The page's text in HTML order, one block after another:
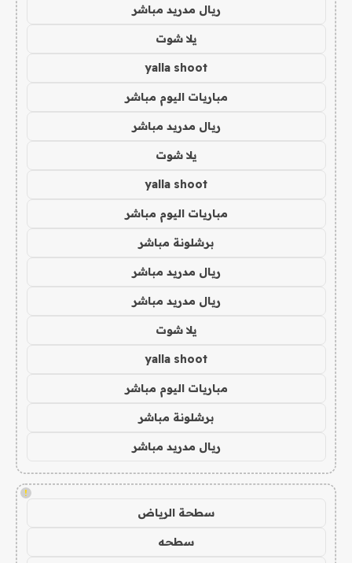
ريال مدريد مباشر
يلا شوت
yalla shoot
مباريات اليوم مباشر
ريال مدريد مباشر
يلا شوت
yalla shoot
مباريات اليوم مباشر
برشلونة مباشر
ريال مدريد مباشر
ريال مدريد مباشر
يلا شوت
yalla shoot
مباريات اليوم مباشر
برشلونة مباشر
ريال مدريد مباشر
!
سطحة الرياض
سطحه